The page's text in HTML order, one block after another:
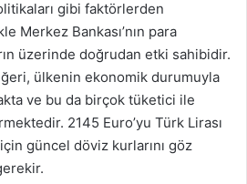
gibi faktörlerden
Merkez Bankası’nın para
üzerinde doğrudan etki sahibidir.
ülkenin ekonomik durumuyla
ve bu da birçok tüketici ile
2145 Euro’yu Türk Lirası
güncel döviz kurlarını göz